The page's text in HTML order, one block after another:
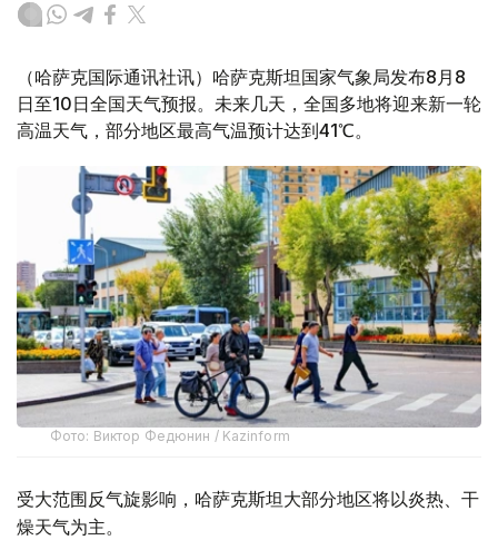
（哈萨克国际通讯社讯）哈萨克斯坦国家气象局发布8月8
日至10日全国天气预报。未来几天，全国多地将迎来新一轮
高温天气，部分地区最高气温预计达到41℃。
Фото: Виктор Федюнин / Kazinform
受大范围反气旋影响，哈萨克斯坦大部分地区将以炎热、干
燥天气为主。